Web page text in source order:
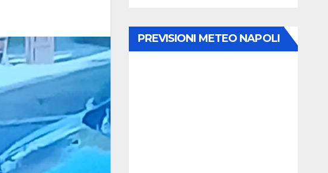
PREVISIONI METEO NAPOLI